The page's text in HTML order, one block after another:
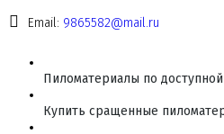
Email: 9865582@mail.ru
Пиломатериалы по
Купить сращенные